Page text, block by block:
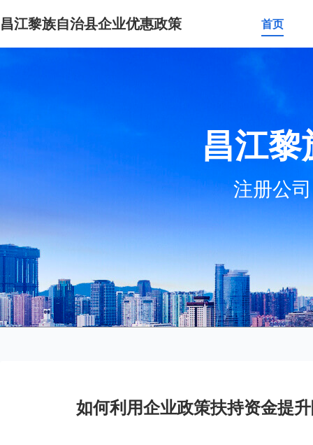
昌江黎族自治县企业优惠政策 首页
昌江
注册公
如何利用企业政策扶持资金提